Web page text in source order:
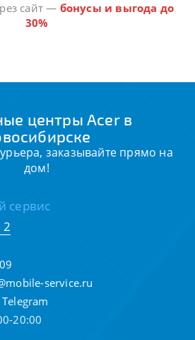
сайт— бонусы и выгода до
30%
центры Acer в
заказывайте прямо на
дом!
сервис
service.ru
20:00